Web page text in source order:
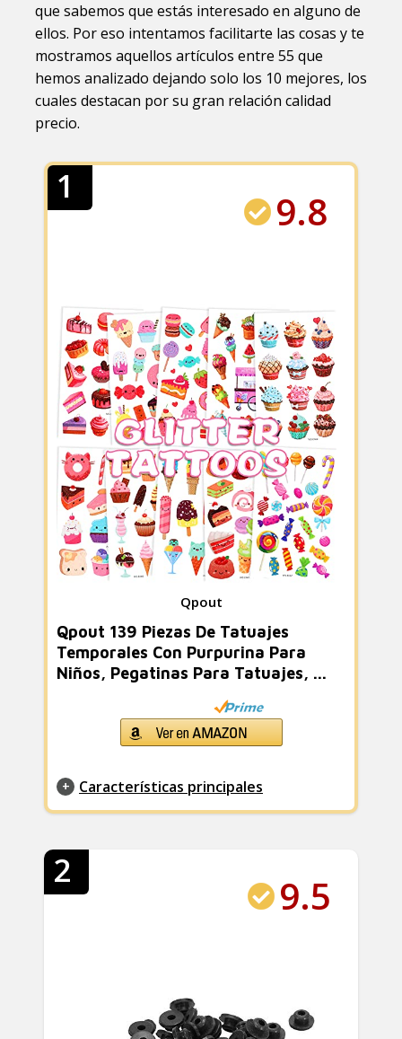
que sabemos que estás interesado en alguno de
ellos. Por eso intentamos facilitarte las cosas y te
mostramos aquellos artículos entre 55 que
hemos analizado dejando solo los 10 mejores, los
cuales destacan por su gran relación calidad
precio.
1
9.8
Qpout
Qpout 139 Piezas De Tatuajes
Temporales Con Purpurina Para
Niños, Pegatinas Para Tatuajes, ...
Características principales
2
9.5